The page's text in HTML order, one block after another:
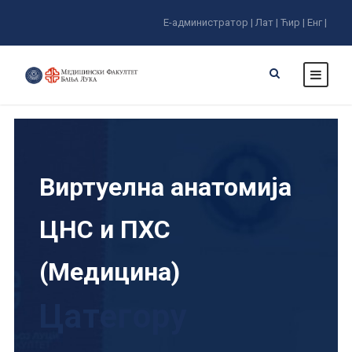
Е-администратор | Лат | Ћир | Енг |
Виртуелна анатомија
ЦНС и ПХС
(Медицина)